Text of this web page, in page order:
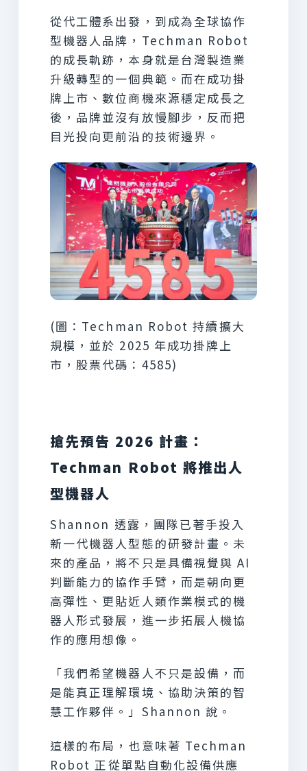
從代工體系出發，到成為全球協作
型機器人品牌，Techman Robot
的成長軌跡，本身就是台灣製造業
升級轉型的一個典範。而在成功掛
牌上市、數位商機來源穩定成長之
後，品牌並沒有放慢腳步，反而把
目光投向更前沿的技術邊界。
(圖：Techman Robot 持續擴大
規模，並於 2025 年成功掛牌上
市，股票代碼：4585)
搶先預告 2026 計畫：
Techman Robot 將推出人
型機器人
Shannon 透露，團隊已著手投入
新一代機器人型態的研發計畫。未
來的產品，將不只是具備視覺與 AI
判斷能力的協作手臂，而是朝向更
高彈性、更貼近人類作業模式的機
器人形式發展，進一步拓展人機協
作的應用想像。
「我們希望機器人不只是設備，而
是能真正理解環境、協助決策的智
慧工作夥伴。」Shannon 說。
這樣的布局，也意味著 Techman
Robot 正從單點自動化設備供應